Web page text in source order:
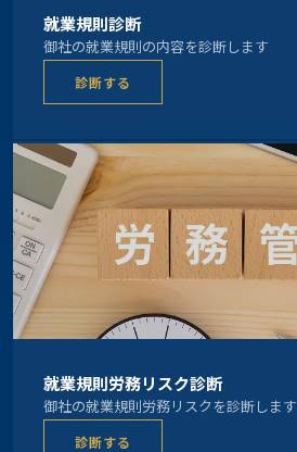
就業規則診断
御社の就業規則の内容を診断します
診断する
就業規則労務リスク診断
御社の就業規則労務リスクを診断します
診断する